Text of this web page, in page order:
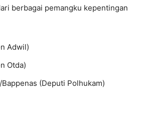
berbagai pemangku kepentingan
Adwil)
Otda)
(Deputi Polhukam)